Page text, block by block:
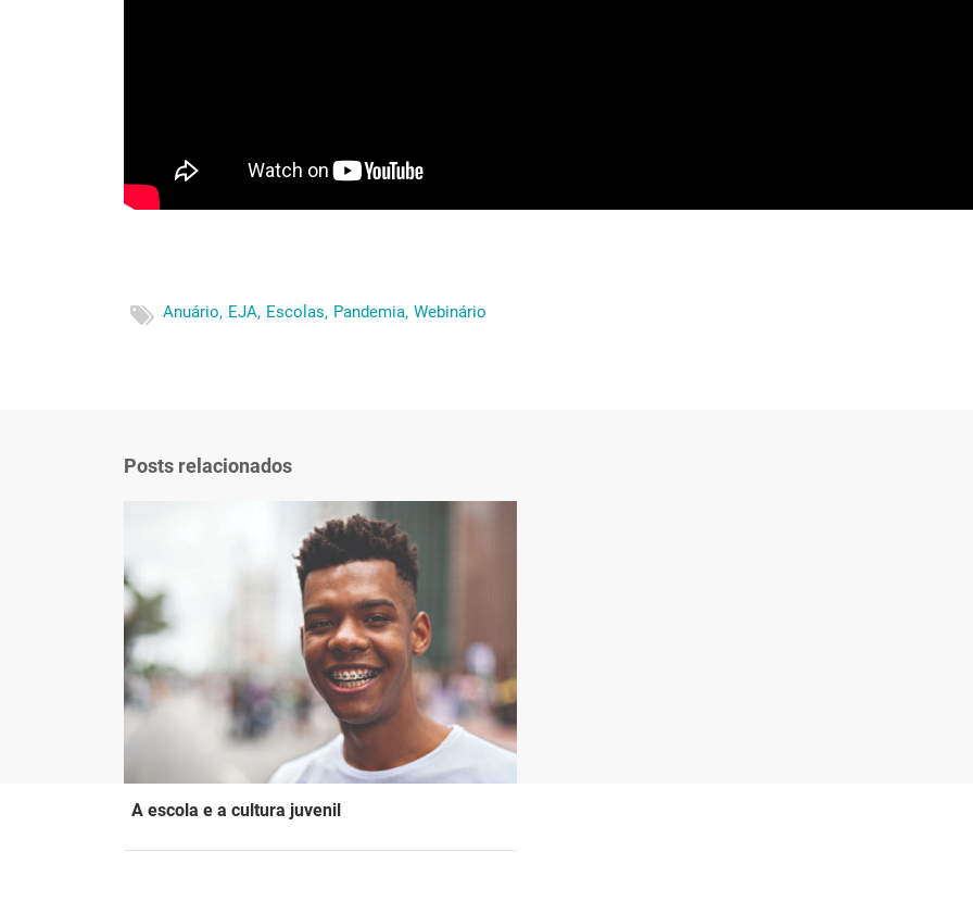
Anuário, EJA, Escolas, Pandemia, Webinário
Posts relacionados
A escola e a cultura juvenil